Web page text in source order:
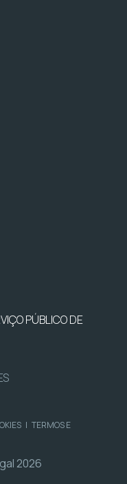
PÚBLICO DE
| TERMOS E
2026